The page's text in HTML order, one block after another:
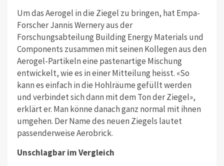
Um das Aerogel in die Ziegel zu bringen, hat Empa-
Forscher Jannis Wernery aus der
Forschungsabteilung Building Energy Materials und
Components zusammen mit seinen Kollegen aus den
Aerogel-Partikeln eine pastenartige Mischung
entwickelt, wie es in einer Mitteilung heisst. «So
kann es einfach in die Hohlräume gefüllt werden
und verbindet sich dann mit dem Ton der Ziegel»,
erklärt er. Man könne danach ganz normal mit ihnen
umgehen. Der Name des neuen Ziegels lautet
passenderweise Aerobrick.
Unschlagbar im Vergleich